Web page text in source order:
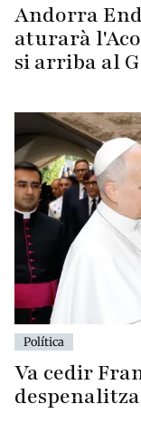
Andorra
aturarà
si arriba al
Política
Va cedir